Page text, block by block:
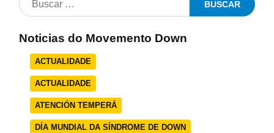
Noticias do Movemento Down
ACTUALIDADE
ACTUALIDADE
ATENCIÓN TEMPERÁ
DÍA MUNDIAL DA SÍNDROME DE DOWN